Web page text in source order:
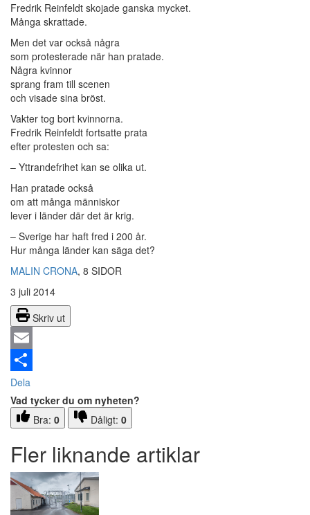
Fredrik Reinfeldt skojade ganska mycket.
Många skrattade.
Men det var också några
som protesterade när han pratade.
Några kvinnor
sprang fram till scenen
och visade sina bröst.
Vakter tog bort kvinnorna.
Fredrik Reinfeldt fortsatte prata
efter protesten och sa:
– Yttrandefrihet kan se olika ut.
Han pratade också
om att många människor
lever i länder där det är krig.
– Sverige har haft fred i 200 år.
Hur många länder kan säga det?
MALIN CRONA, 8 SIDOR
3 juli 2014
Skriv ut
Email
Dela
Vad tycker du om nyheten?
Bra: 0 Dåligt: 0
Fler liknande artiklar